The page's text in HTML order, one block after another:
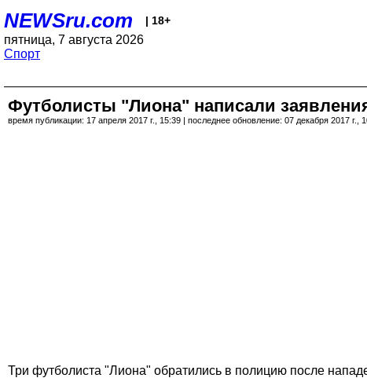
NEWSru.com | 18+
пятница, 7 августа 2026
Спорт
Футболисты "Лиона" написали
время публикации: 17 апреля 2017 г., 15:39 | последнее обновление: 07 декабря 2017 г.,
Три футболиста "Лиона" обратились в полицию после